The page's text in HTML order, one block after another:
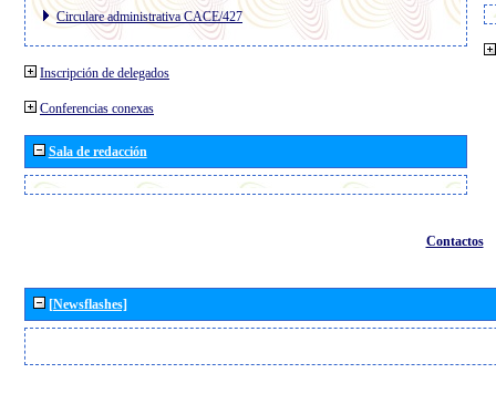
Circulare administrativa CACE/427
Inscripción de delegados
Conferencias conexas
Sala de redacción
Contactos
[Newsflashes]